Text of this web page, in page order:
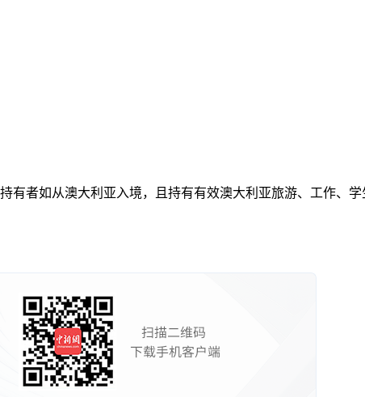
者如从澳大利亚入境，且持有有效澳大利亚旅游、工作、学